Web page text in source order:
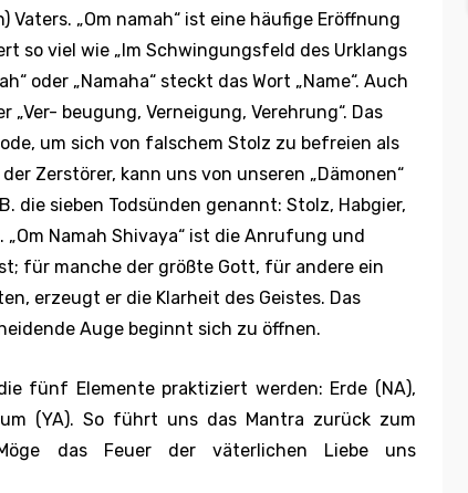
„Om namah“ ist eine häufige Eröffnung
viel wie „Im Schwingungsfeld des Urklangs
oder „Namaha“ steckt das Wort „Name“. Auch
„Ver- beugung, Verneigung, Verehrung“. Das
um sich von falschem Stolz zu befreien als
Zerstörer, kann uns von unseren „Dämonen“
die sieben Todsünden genannt: Stolz, Habgier,
Namah Shivaya“ ist die Anrufung und
für manche der größte Gott, für andere ein
erzeugt er die Klarheit des Geistes. Das
Auge beginnt sich zu öffnen.
fünf Elemente praktiziert werden: Erde (NA),
(YA). So führt uns das Mantra zurück zum
das Feuer der väterlichen Liebe uns